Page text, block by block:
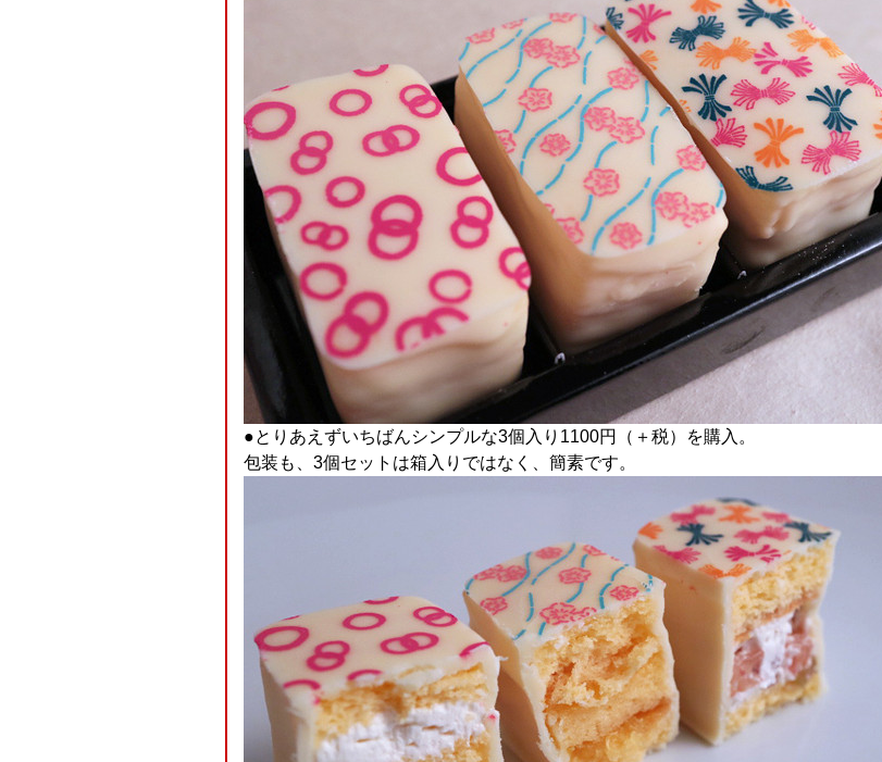
●とりあえずいちばんシンプルな3個入り1100円（＋税）を購入。
包装も、3個セットは箱入りではなく、簡素です。